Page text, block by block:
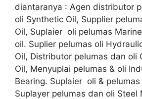
diantaranya : Agen distributor
oli Synthetic Oil, Supplier
Oil, Suplaier oli pelumas
oil. Suplier pelumas oli
Oil, Distributor pelumas dan oli
Oil, Menyuplai pelumas & oli
Bearing. Suplaier oli &
Suplayer pelumas dan oli Steel